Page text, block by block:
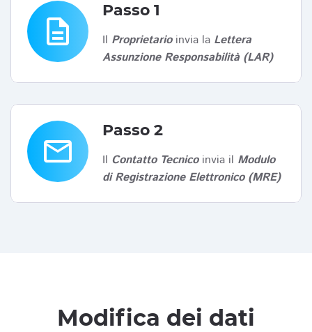
description
Passo 1
Il Proprietarioinvia la Lettera
Assunzione Responsabilità (LAR)
email
Passo 2
Il Contatto Tecnicoinvia il Modulo
di Registrazione Elettronico (MRE)
Modifica dei dati